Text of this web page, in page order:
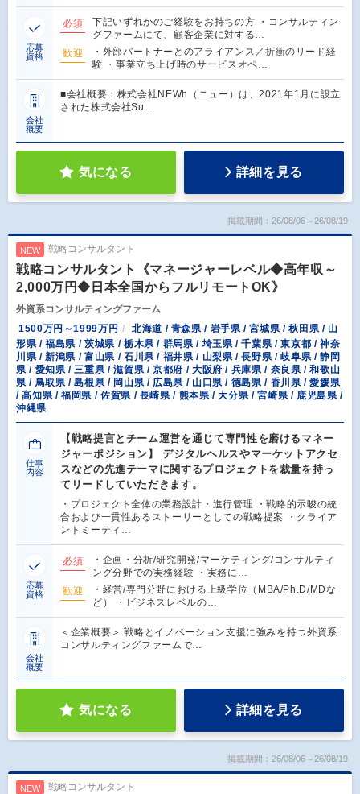
応募
資格
必須
下記いずれかのご経験をお持ちの方 ・コンサルティン
グファームにて、顧客企業に対する…
歓迎
・外部パートナーとのアライアンス／折衝のリード経
験 ・事業立ち上げ時のサービスオペ…
会社
概要
■会社概要：株式会社NEWh（ニュー）は、2021年1月に設立
された株式会社Su…
気になる 詳細を見る
掲載期間：26/08/06～26/08/19
NEW 戦略コンサルタント
戦略コンサルタント《マネージャーレベル◆高年収～
2,000万円◆日本全国からフルリモートOK》
外資系コンサルティングファーム
1500万円～1999万円
北海道 / 青森県 / 岩手県 / 宮城県 / 秋田県 / 山
形県 / 福島県 / 茨城県 / 栃木県 / 群馬県 / 埼玉県 / 千葉県 / 東京都 / 神奈
川県 / 新潟県 / 富山県 / 石川県 / 福井県 / 山梨県 / 長野県 / 岐阜県 / 静岡
県 / 愛知県 / 三重県 / 滋賀県 / 京都府 / 大阪府 / 兵庫県 / 奈良県 / 和歌山
県 / 鳥取県 / 島根県 / 岡山県 / 広島県 / 山口県 / 徳島県 / 香川県 / 愛媛県
/ 高知県 / 福岡県 / 佐賀県 / 長崎県 / 熊本県 / 大分県 / 宮崎県 / 鹿児島県 /
沖縄県
仕事
内容
【戦略提言とチーム運営を通じて専門性を磨けるマネー
ジャーポジション】 デジタルヘルスやマーケットアクセ
スなどの先進テーマに関するプロジェクトを裁量を持っ
てリードしていただきます。
・プロジェクト全体の業務設計・進行管理 ・戦略的示唆の統
合および一貫性あるストーリーとしての戦略提案 ・クライア
ントミーティ…
応募
資格
必須
・企画・分析/研究開発/マーケティング/コンサルティ
ング分野での実務経験 ・実務に…
歓迎
・経営/専門分野における上級学位（MBA/Ph.D/MDな
ど） ・ビジネスレベルの…
会社
概要
＜企業概要＞ 戦略とイノベーション支援に強みを持つ外資系
コンサルティングファームで…
気になる 詳細を見る
掲載期間：26/08/06～26/08/19
NEW 戦略コンサルタント